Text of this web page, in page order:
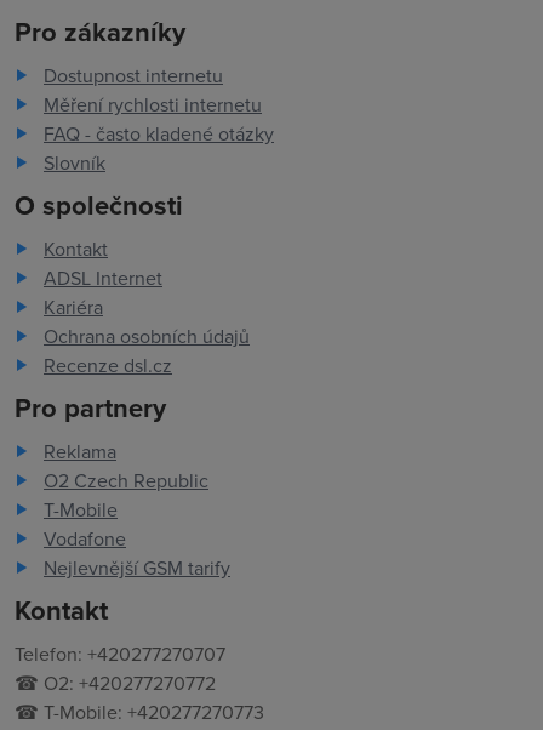
Pro zákazníky
Dostupnost internetu
Měření rychlosti internetu
FAQ - často kladené otázky
Slovník
O společnosti
Kontakt
ADSL Internet
Kariéra
Ochrana osobních údajů
Recenze dsl.cz
Pro partnery
Reklama
O2 Czech Republic
T-Mobile
Vodafone
Nejlevnější GSM tarify
Kontakt
Telefon: +420277270707
☎ O2: +420277270772
☎ T-Mobile: +420277270773